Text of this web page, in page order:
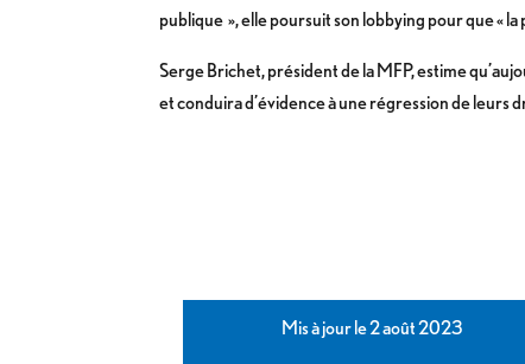
publique », elle poursuit son lobbying pour que «
Serge Brichet, président de la MFP, estime
et conduira d’évidence à une régression de leurs
Mis à jour le 2 août 2023